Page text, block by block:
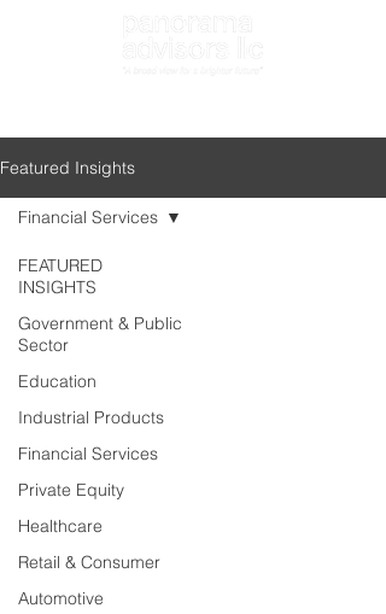
Featured Insights
FEATURED
INSIGHTS
Government & Public
Sector
Education
Industrial Products
Financial Services
Private Equity
Healthcare
Retail & Consumer
Automotive
Financial Services